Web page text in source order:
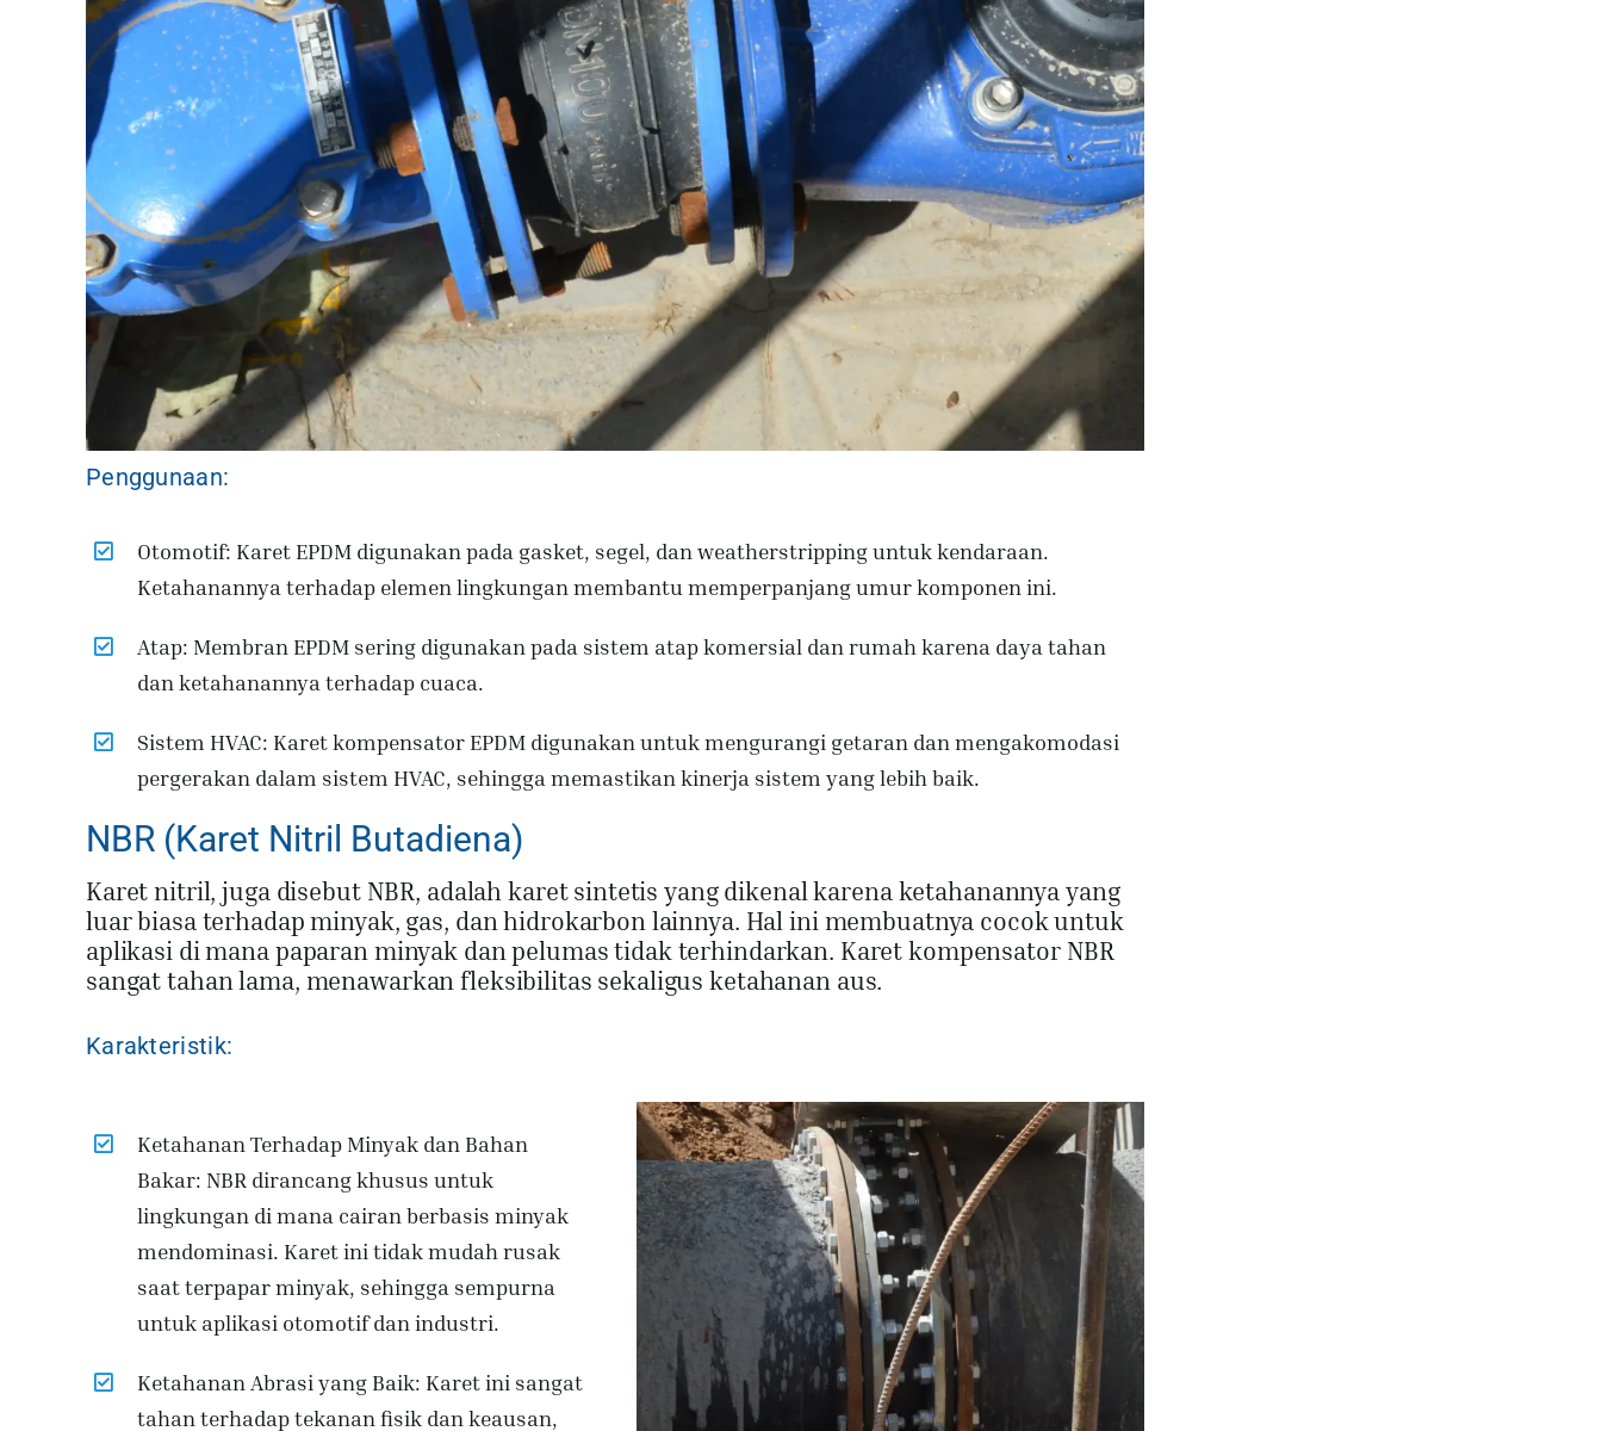
Penggunaan:
Otomotif: Karet EPDM digunakan pada gasket, segel, dan weatherstripping untuk kendaraan.
Ketahanannya terhadap elemen lingkungan membantu memperpanjang umur komponen ini.
Atap: Membran EPDM sering digunakan pada sistem atap komersial dan rumah karena daya tahan
dan ketahanannya terhadap cuaca.
Sistem HVAC: Karet kompensator EPDM digunakan untuk mengurangi getaran dan mengakomodasi
pergerakan dalam sistem HVAC, sehingga memastikan kinerja sistem yang lebih baik.
NBR (Karet Nitril Butadiena)
Karet nitril, juga disebut NBR, adalah karet sintetis yang dikenal karena ketahanannya yang
luar biasa terhadap minyak, gas, dan hidrokarbon lainnya. Hal ini membuatnya cocok untuk
aplikasi di mana paparan minyak dan pelumas tidak terhindarkan. Karet kompensator NBR
sangat tahan lama, menawarkan fleksibilitas sekaligus ketahanan aus.
Karakteristik:
Ketahanan Terhadap Minyak dan Bahan
Bakar: NBR dirancang khusus untuk
lingkungan di mana cairan berbasis minyak
mendominasi. Karet ini tidak mudah rusak
saat terpapar minyak, sehingga sempurna
untuk aplikasi otomotif dan industri.
Ketahanan Abrasi yang Baik: Karet ini sangat
tahan terhadap tekanan fisik dan keausan,